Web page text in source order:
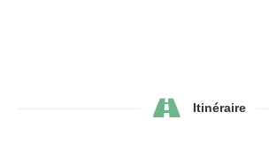
Itinéraire